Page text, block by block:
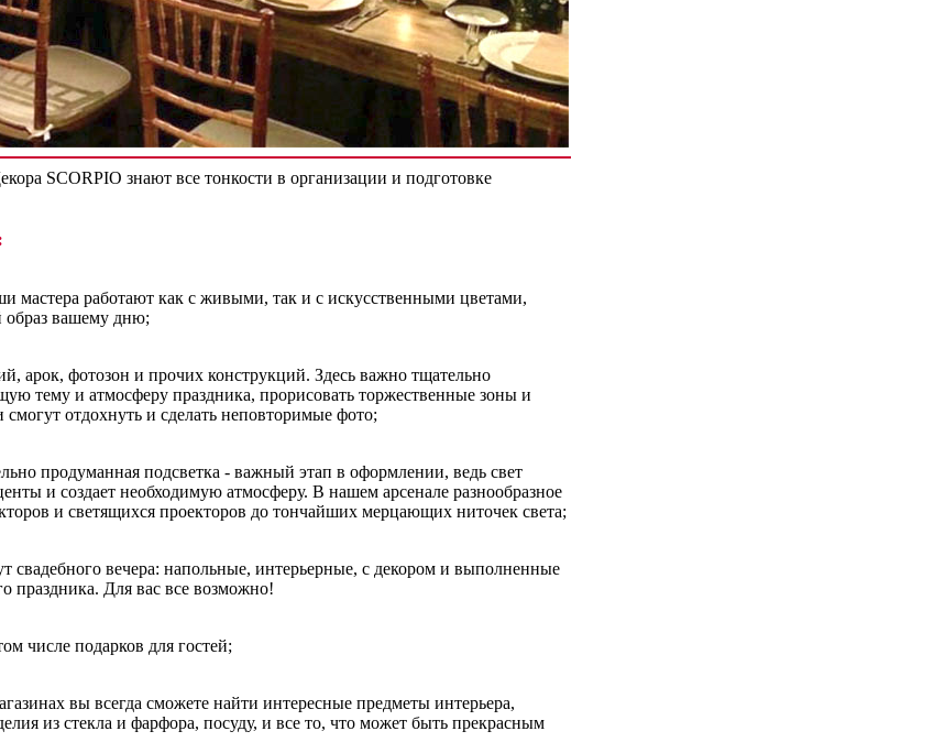
SCORPIO знают все тонкости в организации и подготовке
мастера работают как с живыми, так и с искусственными цветами,
образ вашему дню;
арок, фотозон и прочих конструкций. Здесь важно тщательно
тему и атмосферу праздника, прорисовать торжественные зоны и
смогут отдохнуть и сделать неповторимые фото;
продуманная подсветка - важный этап в оформлении, ведь свет
и создает необходимую атмосферу. В нашем арсенале разнообразное
и светящихся проекторов до тончайших мерцающих ниточек света;
свадебного вечера: напольные, интерьерные, с декором и выполненные
праздника. Для вас все возможно!
числе подарков для гостей;
вы всегда сможете найти интересные предметы интерьера,
из стекла и фарфора, посуду, и все то, что может быть прекрасным